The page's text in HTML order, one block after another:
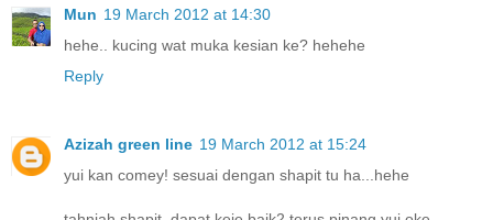
Mun 19 March 2012 at 14:30
hehe.. kucing wat muka kesian ke? hehehe
Reply
Azizah green line 19 March 2012 at 15:24
yui kan comey! sesuai dengan shapit tu ha...hehe